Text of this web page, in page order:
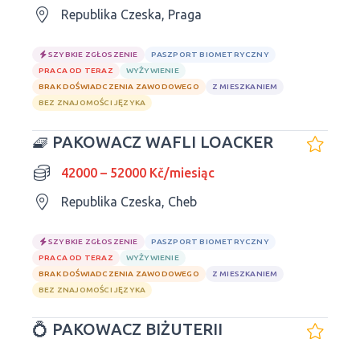
Republika Czeska, Praga
SZYBKIE ZGŁOSZENIE
PASZPORT BIOMETRYCZNY
PRACA OD TERAZ
WYŻYWIENIE
BRAK DOŚWIADCZENIA ZAWODOWEGO
Z MIESZKANIEM
BEZ ZNAJOMOŚCI JĘZYKA
🧇 PAKOWACZ WAFLI LOACKER
42000 – 52000 Kč/miesiąc
Republika Czeska, Cheb
SZYBKIE ZGŁOSZENIE
PASZPORT BIOMETRYCZNY
PRACA OD TERAZ
WYŻYWIENIE
BRAK DOŚWIADCZENIA ZAWODOWEGO
Z MIESZKANIEM
BEZ ZNAJOMOŚCI JĘZYKA
💍 PAKOWACZ BIŻUTERII